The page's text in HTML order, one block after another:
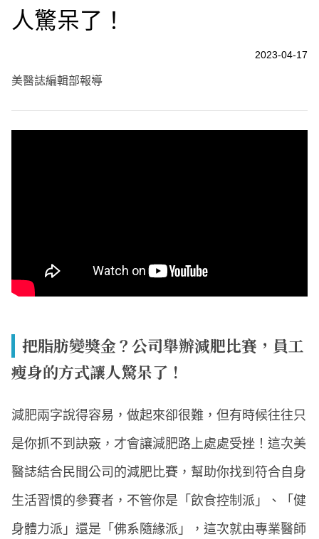
人驚呆了！
2023-04-17
美醫誌編輯部報導
把脂肪變獎金？公司舉辦減肥比賽，員工
瘦身的方式讓人驚呆了！
減肥兩字說得容易，做起來卻很難，但有時候往往只
是你抓不到訣竅，才會讓減肥路上處處受挫！這次美
醫誌結合民間公司的減肥比賽，幫助你找到符合自身
生活習慣的參賽者，不管你是「飲食控制派」、「健
身體力派」還是「佛系隨緣派」，這次就由專業醫師